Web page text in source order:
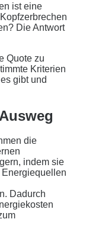
nicht zu
arbeiten wir
für unsere
ist eine
Die Antwort
Quote zu
Kriterien
gibt und
die
indem sie
Dadurch